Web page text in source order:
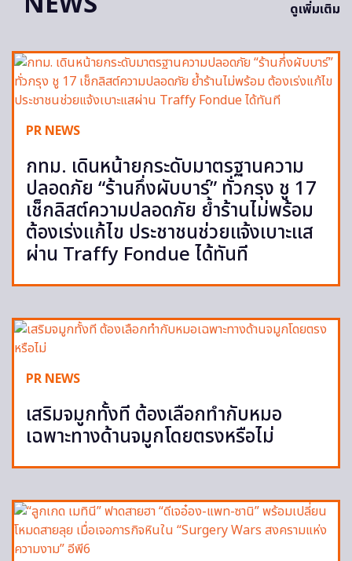
ดูเพิ่มเติม
PR NEWS
กทม. เดินหน้ายกระดับมาตรฐานความ
ปลอดภัย “ร้านกึ่งผับบาร์” ทั่วกรุง ชู 17
เช็กลิสต์ความปลอดภัย ย้ำร้านไม่พร้อม
ต้องเร่งแก้ไข ประชาชนช่วยแจ้งเบาะแส
ผ่าน Traffy Fondue ได้ทันที
PR NEWS
เสริมจมูกทั้งที ต้องเลือกทำกับหมอ
เฉพาะทางด้านจมูกโดยตรงหรือไม่